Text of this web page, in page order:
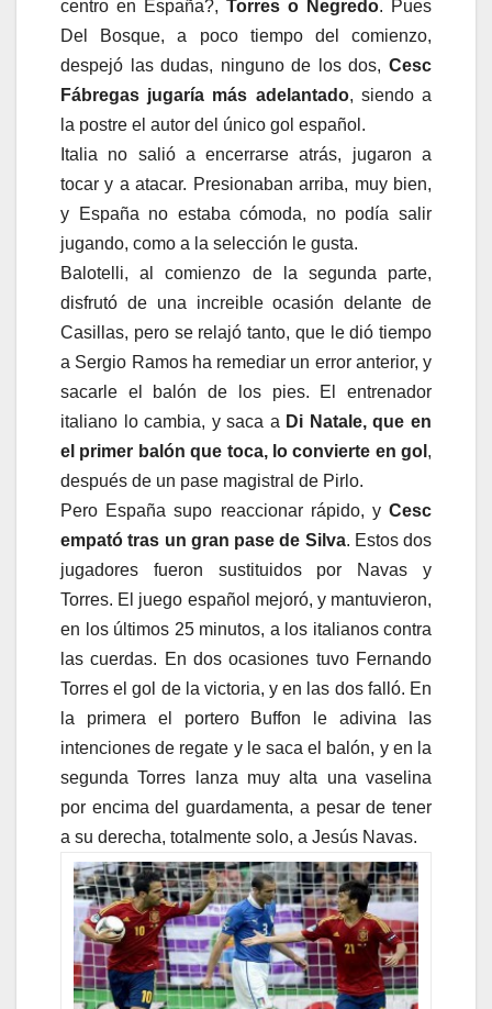
centro en España?, Torres o Negredo. Pues
Del Bosque, a poco tiempo del comienzo,
despejó las dudas, ninguno de los dos, Cesc
Fábregas jugaría más adelantado, siendo a
la postre el autor del único gol español.
Italia no salió a encerrarse atrás, jugaron a
tocar y a atacar. Presionaban arriba, muy bien,
y España no estaba cómoda, no podía salir
jugando, como a la selección le gusta.
Balotelli, al comienzo de la segunda parte,
disfrutó de una increible ocasión delante de
Casillas, pero se relajó tanto, que le dió tiempo
a Sergio Ramos ha remediar un error anterior, y
sacarle el balón de los pies. El entrenador
italiano lo cambia, y saca a Di Natale, que en
el primer balón que toca, lo convierte en gol ,
después de un pase magistral de Pirlo.
Pero España supo reaccionar rápido, y Cesc
empató tras un gran pase de Silva. Estos dos
jugadores fueron sustituidos por Navas y
Torres. El juego español mejoró, y mantuvieron,
en los últimos 25 minutos, a los italianos contra
las cuerdas. En dos ocasiones tuvo Fernando
Torres el gol de la victoria, y en las dos falló. En
la primera el portero Buffon le adivina las
intenciones de regate y le saca el balón, y en la
segunda Torres lanza muy alta una vaselina
por encima del guardamenta, a pesar de tener
a su derecha, totalmente solo, a Jesús Navas.